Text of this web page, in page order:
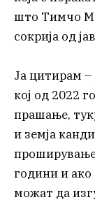
што Тимчо
сокрија од
Ја цитирам –
кој од 2022
прашање,
и земја
години и ако
можат да